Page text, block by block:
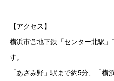
【アクセス】
横浜市営地下鉄「センター北駅
す。
「あざみ野」駅まで約5分、「